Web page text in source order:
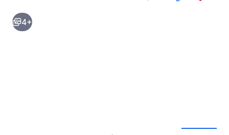
à
la
page
4+